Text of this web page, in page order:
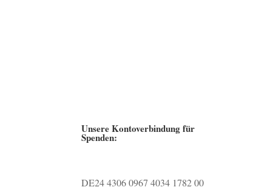
Unsere Kontoverbindung für
Spenden:
DE24 4306 0967 4034 1782 00